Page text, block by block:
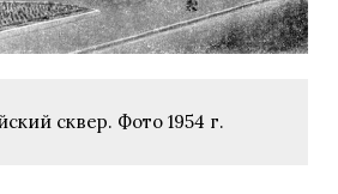
сквер. Фото 1954 г.